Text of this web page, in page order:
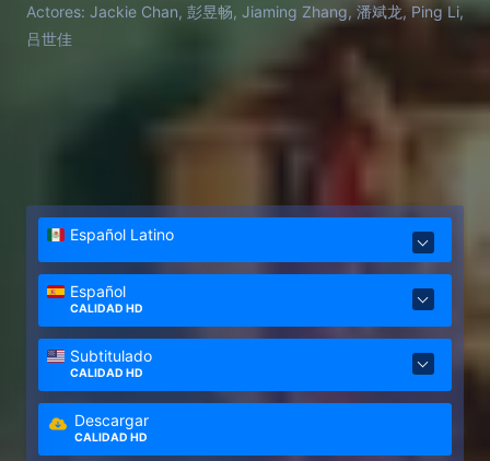
Actores: Jackie Chan, 彭昱畅, Jiaming Zhang, 潘斌龙, Ping Li,
吕世佳
Español Latino
Español
CALIDAD HD
Subtitulado
CALIDAD HD
Descargar
CALIDAD HD